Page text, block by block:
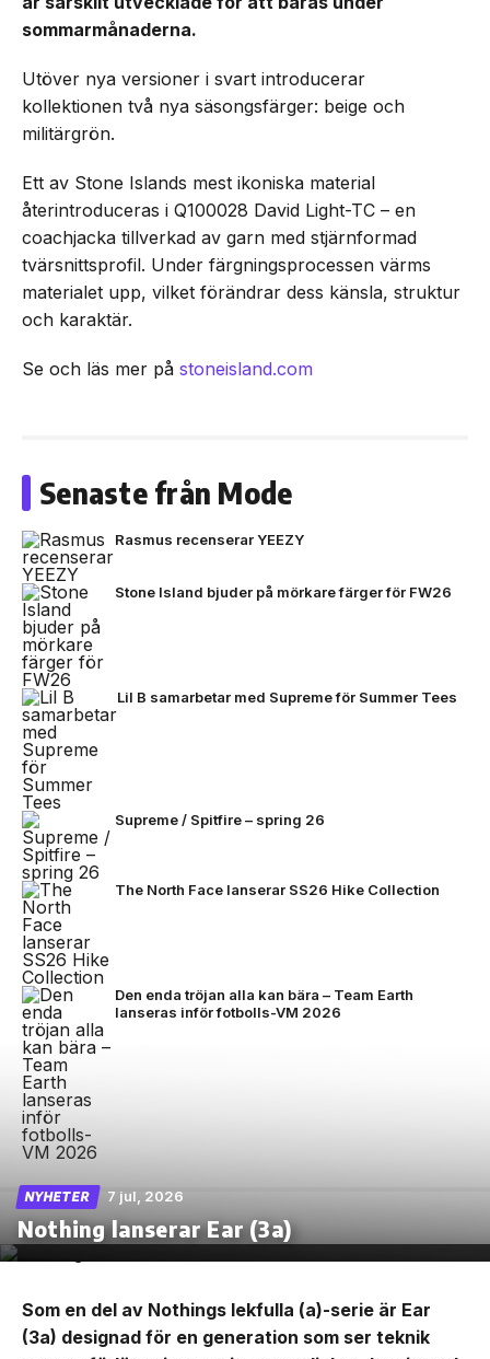
sommarmånaderna.
Utöver nya versioner i svart introducerar
kollektionen två nya säsongsfärger: beige och
militärgrön.
Ett av Stone Islands mest ikoniska material
återintroduceras i Q100028 David Light-TC – en
coachjacka tillverkad av garn med stjärnformad
tvärsnittsprofil. Under färgningsprocessen värms
materialet upp, vilket förändrar dess känsla, struktur
och karaktär.
Se och läs mer på stoneisland.com
Senaste från Mode
Rasmus recenserar YEEZY
Stone Island bjuder på mörkare färger för FW26
Lil B samarbetar med Supreme för Summer Tees
Supreme / Spitfire – spring 26
The North Face lanserar SS26 Hike Collection
Den enda tröjan alla kan bära – Team Earth
lanseras inför fotbolls-VM 2026
NYHETER 7 jul, 2026
Nothing lanserar Ear (3a)
Som en del av Nothings lekfulla (a)-serie är Ear
(3a) designad för en generation som ser teknik